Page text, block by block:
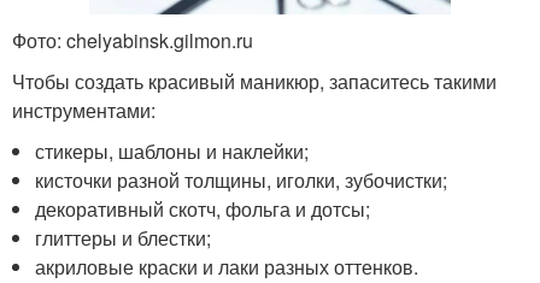
Фото: chelyabinsk.gilmon.ru
Чтобы создать красивый маникюр, запаситесь такими
инструментами:
стикеры, шаблоны и наклейки;
кисточки разной толщины, иголки, зубочистки;
декоративный скотч, фольга и дотсы;
глиттеры и блестки;
акриловые краски и лаки разных оттенков.